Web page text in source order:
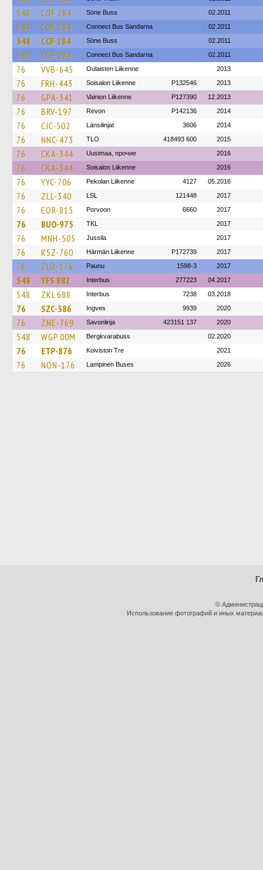
548 COF 284 Söne Buss 02.2011
548 COF 284 Connect Bus Sandarna 02.2011
548 COF 284 Söne Buss 02.2011
548 COF 284 Connect Bus Sandarna 02.2011
76 VVB-645 Oulaisten Liikenne 2013
76 FRH-443 Soisalon Liikenne P132546 2013
76 GPA-341 Vainion Liikenne P127390 12.2013
76 BRV-197 Revon P142136 2014
76 CJC-502 Länsilinjat 3606 2014
76 NNC-473 TLO 418493 600 2015
76 CKA-344 Uusimaa, прочие 2016
76 CKA-344 Soisalon Liikenne 2016
76 YYC-706 Pekolan Liikenne 4127 05.2016
76 ZLL-340 LSL 121448 2017
76 EOR-815 Porvoon 6660 2017
76 BUO-975 TKL 2017
76 MNH-505 Jussila 2017
76 KSZ-760 Härmän Liikenne P172739 2017
76 ZLO-176 Paunu 1598-3 2017
548 YFS 882 Interbus 277223 04.2017
548 ZKL 688 Interbus 7238 03.2018
76 SZC-386 Ingves 9939 2020
76 ZNE-769 Savonlinja 423151 137 2020
548 WGP 00M Bergkvarabuss 02.2020
76 ETP-876 Koiviston Tre 2021
76 NON-176 Lampinen Buses 2026
©
Использование фотографий и иных